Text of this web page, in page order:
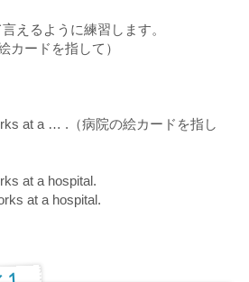
えるように練習します。
カードを指して）
at a … . （病院の絵カードを指し
at a hospital.
at a hospital.